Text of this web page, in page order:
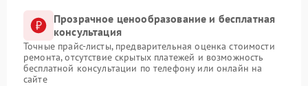
Прозрачное ценообразование и бесплатная
консультация
Точные прайс-листы, предварительная оценка стоимости
ремонта, отсутствие скрытых платежей и возможность
бесплатной консультации по телефону или онлайн на
сайте